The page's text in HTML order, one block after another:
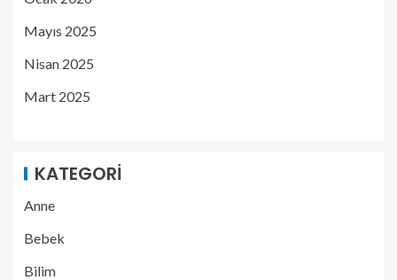
Mayıs 2025
Nisan 2025
Mart 2025
KATEGORI
Anne
Bebek
Bilim